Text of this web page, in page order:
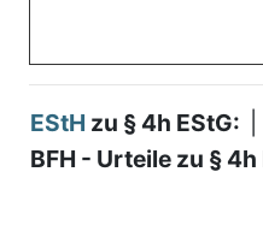
EStH zu § 4h EStG:
BFH - Urteile zu § 4h